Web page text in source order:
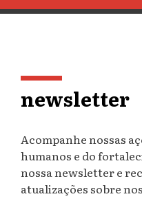
newsletter
Acompanhe nossas
humanos e do
nossa newsletter e
atualizações sobre